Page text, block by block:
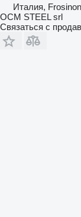
Италия,
OCM STEEL srl
Связаться с